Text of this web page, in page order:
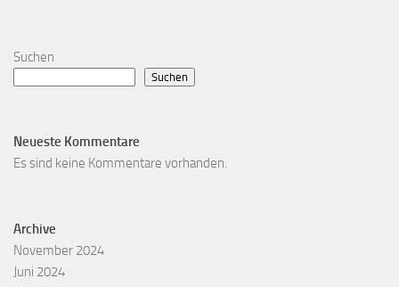
Suchen
Suchen
Neueste Kommentare
Es sind keine Kommentare vorhanden.
Archive
November 2024
Juni 2024